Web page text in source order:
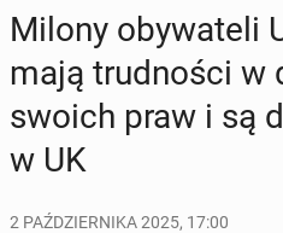
Milony oby­wa­te­li
mają trud­no­ści w
swoich praw i są
w UK
2 PAŹDZIERNIKA 2025, 17:00